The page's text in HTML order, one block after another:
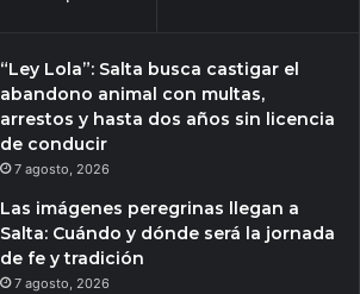
“Ley Lola”: Salta busca castigar el
abandono animal con multas,
arrestos y hasta dos años sin licencia
de conducir
7 agosto, 2026
Las imágenes peregrinas llegan a
Salta: Cuándo y dónde será la jornada
de fe y tradición
7 agosto, 2026